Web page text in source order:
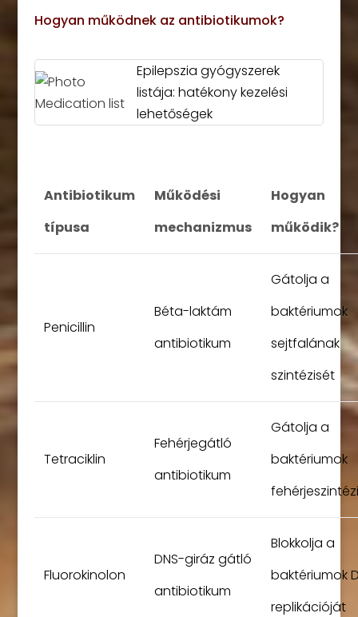
Hogyan működnek az antibiotikumok?
Epilepszia gyógyszerek
listája: hatékony kezelési
lehetőségek
Antibiotikum
típusa
Működési
mechanizmus
Hogyan
működik?
Penicillin
Béta-laktám
antibiotikum
Gátolja a
baktériumok
sejtfalának
szintézisét
Tetraciklin
Fehérjegátló
antibiotikum
Gátolja a
baktériumok
Fluorokinolon
DNS-giráz gátló
antibiotikum
Blokkolja a
baktériumok
replikációját